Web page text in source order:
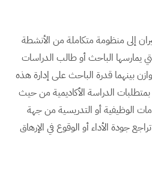
إلى منظومة متكاملة من الأنشطة
يمارسها الباحث أو طالب الدراسات
بينهما قدرة الباحث على إدارة هذه
الدراسة الأكاديمية من حيث
الوظيفية أو التدريسية من جهة
جودة الأداء أو الوقوع في الإرهاق